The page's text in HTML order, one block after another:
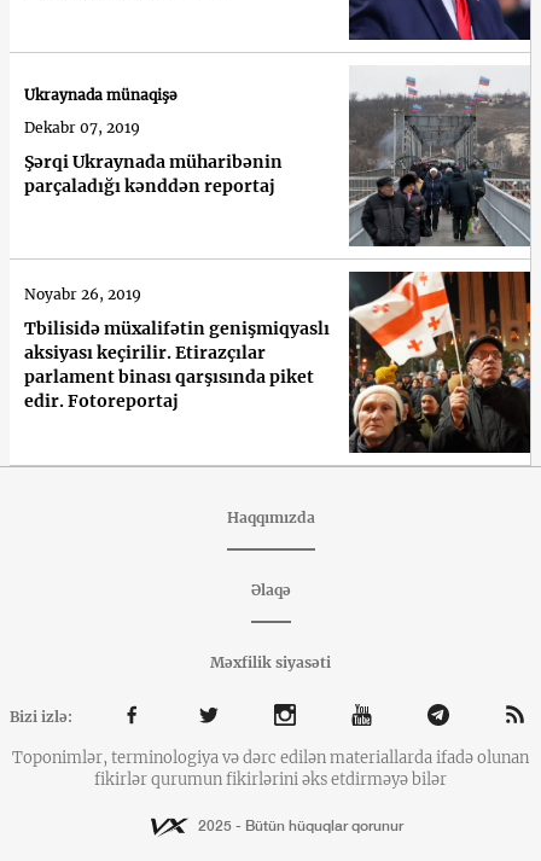
Şərqi Ukraynada müharibənin
parçaladığı kənddən reportaj
Ukraynada münaqişə
Dekabr 07, 2019
Tbilisidə müxalifətin genişmiqyaslı
aksiyası keçirilir. Etirazçılar
parlament binası qarşısında piket
edir. Fotoreportaj
Noyabr 26, 2019
Haqqımızda
Əlaqə
Məxfilik siyasəti
Bizi izlə:
Toponimlər, terminologiya və dərc edilən materiallarda ifadə olunan
fikirlər qurumun fikirlərini əks etdirməyə bilər
2025 - Bütün hüquqlar qorunur